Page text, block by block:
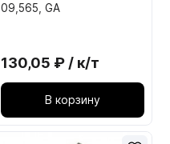
09,565, GA
130,05 ₽ / к/т
В корзину